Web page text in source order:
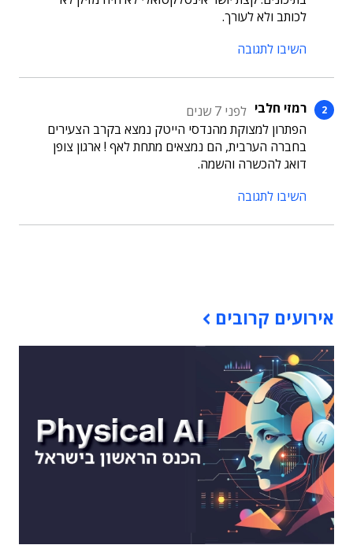
לכותב ולא לעורך.
השיבו לתגובה
רמזי חלבי לפני 7 שנים
הפתרון למצוקת מהנדסי הייטק נמצא בקרב הצעירים
בחברה הערבית, הם נמצאים מתחת לאף ! ארגון צופן
דואג להכשרה והשמה.
השיבו לתגובה
אירועים קרובים